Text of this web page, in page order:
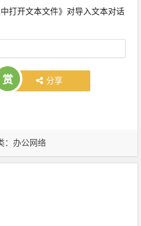
开文本文件》对导入文本对话
赏 分享
办公网络